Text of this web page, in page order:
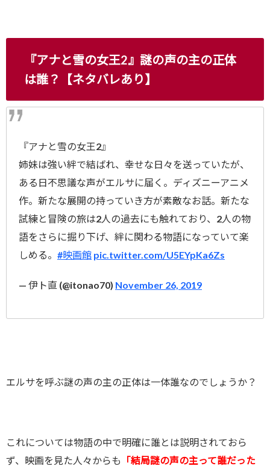
『アナと雪の女王2』謎の声の主の正体
は誰？【ネタバレあり】
『アナと雪の女王2』
姉妹は強い絆で結ばれ、幸せな日々を送っていたが、
ある日不思議な声がエルサに届く。ディズニーアニメ
作。新たな展開の持っていき方が素敵なお話。新たな
試練と冒険の旅は2人の過去にも触れており、2人の物
語をさらに掘り下げ、絆に関わる物語になっていて楽
しめる。 #映画館 pic.twitter.com/U5EYpKa6Zs
— 伊ト直 (@itonao70) November 26, 2019
エルサを呼ぶ謎の声の主の正体は一体誰なのでしょうか？
これについては物語の中で明確に誰とは説明されておら
ず、映画を見た人々からも
「結局謎の声の主って誰だった